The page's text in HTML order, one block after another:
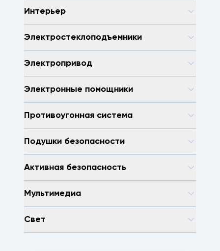
Интерьер
Электростеклоподъемники
Электропривод
Электронные помощники
Противоугонная система
Подушки безопасности
Активная безопасность
Мультимедиа
Свет